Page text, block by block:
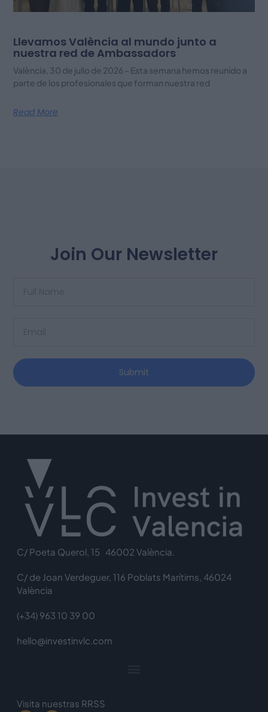
Llevamos València al mundo junto a
nuestra red de Ambassadors
València, 30 de julio de 2026 – Esta semana hemos reunido a
parte de los profesionales que forman nuestra red
Read More
Join Our Newsletter
Submit
C/ Poeta Querol, 15 46002 València.
C/ de Joan Verdeguer, 116 Poblats Marítims, 46024
València
(+34) 963 10 39 00
hello@investinvlc.com
Visita nuestras RRSS